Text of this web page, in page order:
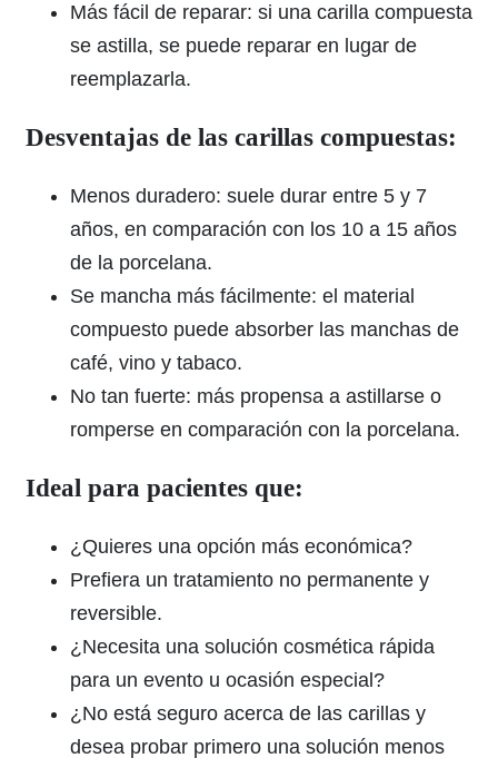
Más fácil de reparar: si una carilla compuesta
se astilla, se puede reparar en lugar de
reemplazarla.
Desventajas de las carillas compuestas:
Menos duradero: suele durar entre 5 y 7
años, en comparación con los 10 a 15 años
de la porcelana.
Se mancha más fácilmente: el material
compuesto puede absorber las manchas de
café, vino y tabaco.
No tan fuerte: más propensa a astillarse o
romperse en comparación con la porcelana.
Ideal para pacientes que:
¿Quieres una opción más económica?
Prefiera un tratamiento no permanente y
reversible.
¿Necesita una solución cosmética rápida
para un evento u ocasión especial?
¿No está seguro acerca de las carillas y
desea probar primero una solución menos